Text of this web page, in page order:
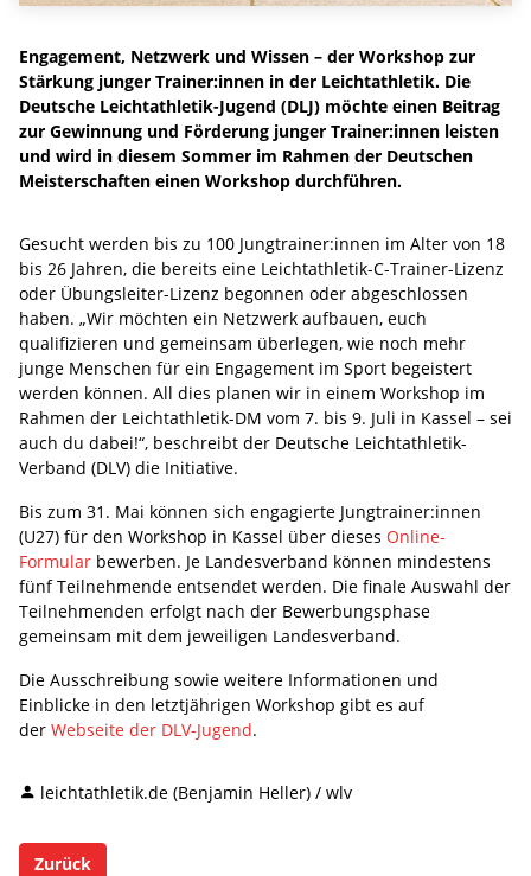
Engagement, Netzwerk und Wissen – der Workshop zur
Stärkung junger Trainer:innen in der Leichtathletik. Die
Deutsche Leichtathletik-Jugend (DLJ) möchte einen Beitrag
zur Gewinnung und Förderung junger Trainer:innen leisten
und wird in diesem Sommer im Rahmen der Deutschen
Meisterschaften einen Workshop durchführen.
Gesucht werden bis zu 100 Jungtrainer:innen im Alter von 18
bis 26 Jahren, die bereits eine Leichtathletik-C-Trainer-Lizenz
oder Übungsleiter-Lizenz begonnen oder abgeschlossen
haben. „Wir möchten ein Netzwerk aufbauen, euch
qualifizieren und gemeinsam überlegen, wie noch mehr
junge Menschen für ein Engagement im Sport begeistert
werden können. All dies planen wir in einem Workshop im
Rahmen der Leichtathletik-DM vom 7. bis 9. Juli in Kassel – sei
auch du dabei!“, beschreibt der Deutsche Leichtathletik-
Verband (DLV) die Initiative.
Bis zum 31. Mai können sich engagierte Jungtrainer:innen
(U27) für den Workshop in Kassel über dieses Online-
Formular bewerben. Je Landesverband können mindestens
fünf Teilnehmende entsendet werden. Die finale Auswahl der
Teilnehmenden erfolgt nach der Bewerbungsphase
gemeinsam mit dem jeweiligen Landesverband.
Die Ausschreibung sowie weitere Informationen und
Einblicke in den letztjährigen Workshop gibt es auf
der Webseite der DLV-Jugend.
leichtathletik.de (Benjamin Heller) / wlv
Zurück